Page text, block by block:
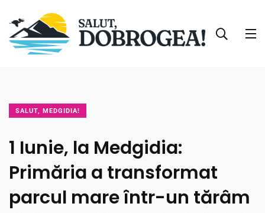
SALUT, MEDGIDIA!
1 Iunie, la Medgidia:
Primăria a transformat
parcul mare într-un tărâm